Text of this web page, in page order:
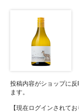
投稿内容がショップに
ます。
【現在ログインされてお